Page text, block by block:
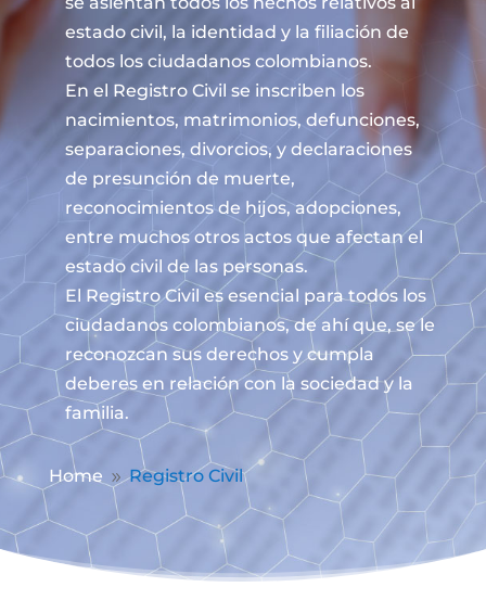
estado civil, la identidad y la filiación de
todos los ciudadanos colombianos.
En el Registro Civil se inscriben los
nacimientos, matrimonios, defunciones,
separaciones, divorcios, y declaraciones
de presunción de muerte,
reconocimientos de hijos, adopciones,
entre muchos otros actos que afectan el
estado civil de las personas.
El Registro Civil es esencial para todos los
ciudadanos colombianos, de ahí que, se le
reconozcan sus derechos y cumpla
deberes en relación con la sociedad y la
familia.
Home 9 Registro Civil